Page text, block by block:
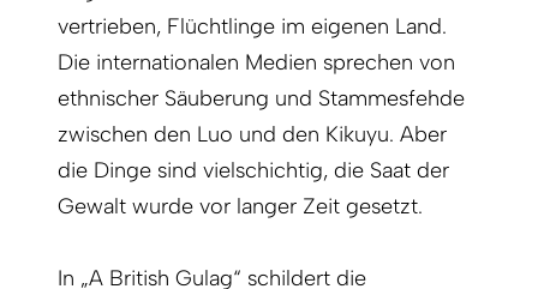
vertrieben, Flüchtlinge im eigenen Land.
Die internationalen Medien sprechen von
ethnischer Säuberung und Stammesfehde
zwischen den Luo und den Kikuyu. Aber
die Dinge sind vielschichtig, die Saat der
Gewalt wurde vor langer Zeit gesetzt.
In „A British Gulag“ schildert die